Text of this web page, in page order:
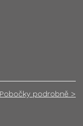
Pobočky podrobně >